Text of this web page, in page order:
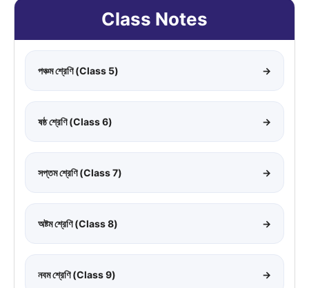
Class Notes
পঞ্চম শ্রেণি (Class 5) →
ষষ্ঠ শ্রেণি (Class 6) →
সপ্তম শ্রেণি (Class 7) →
অষ্টম শ্রেণি (Class 8) →
নবম শ্রেণি (Class 9) →